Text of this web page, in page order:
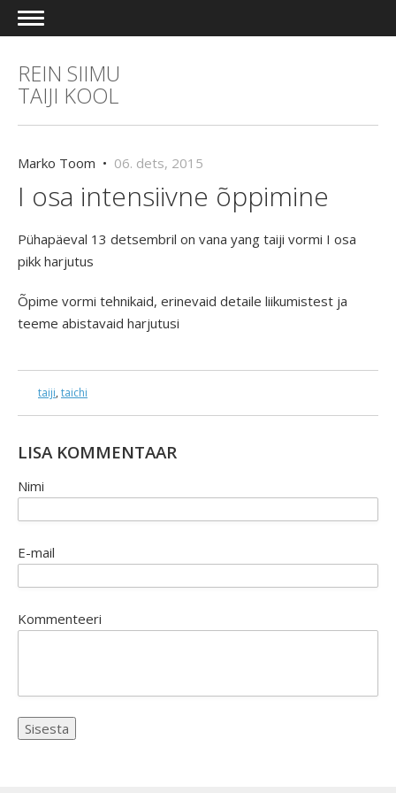
REIN SIIMU
TAIJI KOOL
Marko Toom • 06. dets, 2015
I osa intensiivne õppimine
Pühapäeval 13 detsembril on vana yang taiji vormi I osa
pikk harjutus
Õpime vormi tehnikaid, erinevaid detaile liikumistest ja
teeme abistavaid harjutusi
taiji, taichi
LISA KOMMENTAAR
Nimi
E-mail
Kommenteeri